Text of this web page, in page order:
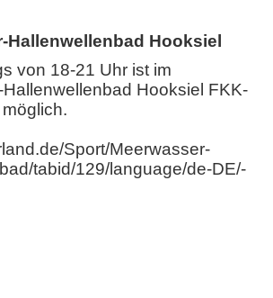
Hallenwellenbad Hooksiel
von 18-21 Uhr ist im
Hooksiel FKK-
Sport/Meerwasser­
tabid/129/­language/de-DE/­